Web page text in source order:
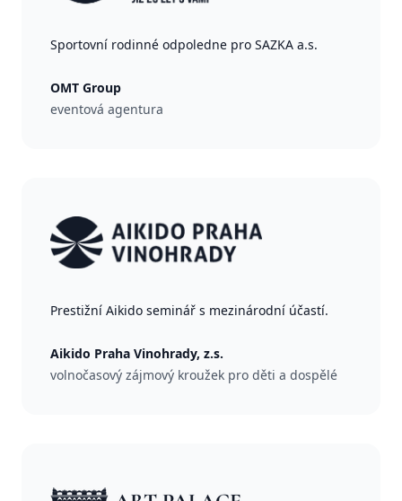
Sportovní rodinné odpoledne pro SAZKA a.s.
OMT Group
eventová agentura
Prestižní Aikido seminář s mezinárodní účastí.
Aikido Praha Vinohrady, z.s.
volnočasový zájmový kroužek pro děti a dospělé